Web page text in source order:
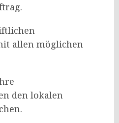
allen möglichen
den lokalen